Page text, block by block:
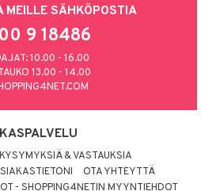
MEILLE SÄHKÖPOSTIA
9 18486
10.00 - 16.00
13.00 - 14.00
KYSYMYKSIÄ & VASTAUKSIA
OTA YHTEYTTÄ
- SHOPPING4NETIN MYYNTIEHDOT